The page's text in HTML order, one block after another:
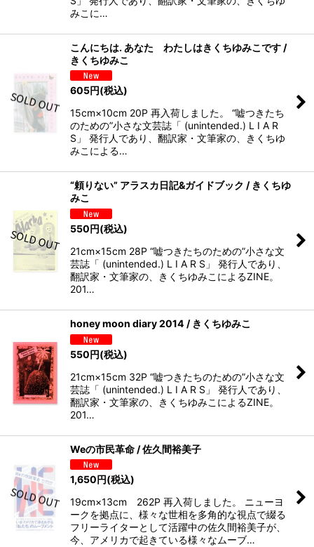
みこに…
こんにちは. あなた わたしはきくちゆみこです /
きくちゆみこ
605円(税込)
15cm×10cm 20P 再入荷しました。 “嘘つきたち
のための”小さな文芸誌「 (unintended.) L I A R
S」 発行人であり、翻訳家・文筆家の、きくちゆ
みこによる…
“頼りない” アラスカ日記&ガイドブック / きくちゆ
みこ
550円(税込)
21cm×15cm 28P “嘘つきたちのための”小さな文
芸誌「 (unintended.) L I A R S」 発行人であり、
翻訳家・文筆家の、きくちゆみこによるZINE。
201…
honey moon diary 2014 / きくちゆみこ
550円(税込)
21cm×15cm 32P “嘘つきたちのための”小さな文
芸誌「 (unintended.) L I A R S」 発行人であり、
翻訳家・文筆家の、きくちゆみこによるZINE。
201…
Weの市民革命 / 佐久間裕美子
1,650円(税込)
19cm×13cm 262P 再入荷しました。 ニューヨ
ークを拠点に、様々な世相を多角的な視点で綴る
フリーライターとして活躍中の佐久間裕美子が、
今、アメリカで起きている様々なムーブ…